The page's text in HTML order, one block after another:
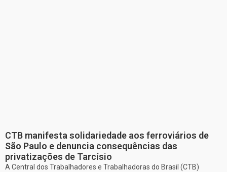
CTB manifesta solidariedade aos ferroviários de
São Paulo e denuncia consequências das
privatizações de Tarcísio
A Central dos Trabalhadores e Trabalhadoras do Brasil (CTB)